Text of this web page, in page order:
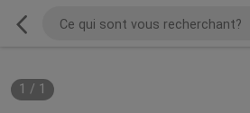
1 / 1